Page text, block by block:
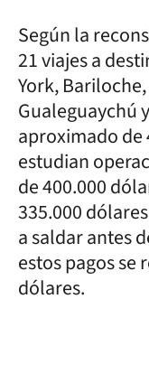
Según la
21 viajes a
York,
Gualeguaychú
aproximado de
estudian
de 400.000
335.000
a saldar antes
estos pagos se
dólares.